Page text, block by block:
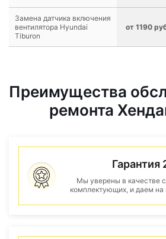
Замена датчика включения
вентилятора Hyundai
Tiburon
от 1190
Преимущества
ремонта
Гарантия
Мы уверены в качестве
комплектующих, и даем на